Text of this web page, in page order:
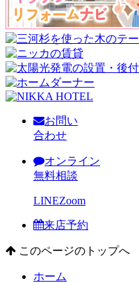
お問い
合わせ
オンライン
無料相談
LINEZoom
来店予約
このページのトップへ
ホーム